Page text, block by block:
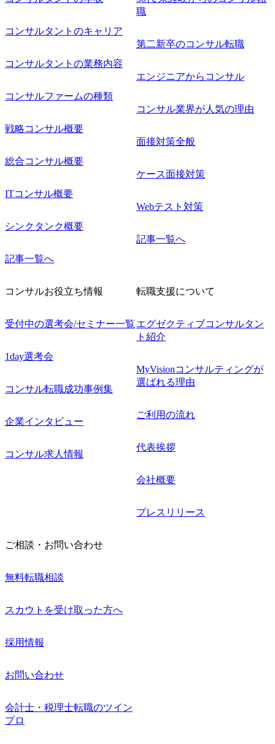
コンサルタントのキャリア
コンサルタントの業務内容
コンサルファームの種類
戦略コンサル概要
総合コンサル概要
ITコンサル概要
シンクタンク概要
記事一覧へ
職
第二新卒のコンサル転職
エンジニアからコンサル
コンサル業界が人気の理由
面接対策全般
ケース面接対策
Webテスト対策
記事一覧へ
コンサルお役立ち情報
受付中の選考会/セミナー一覧
1day選考会
コンサル転職成功事例集
企業インタビュー
コンサル求人情報
転職支援について
エグゼクティブコンサルタン
ト紹介
MyVisionコンサルティングが
選ばれる理由
ご利用の流れ
代表挨拶
会社概要
プレスリリース
ご相談・お問い合わせ
無料転職相談
スカウトを受け取った方へ
採用情報
お問い合わせ
会計士・税理士転職のツイン
プロ